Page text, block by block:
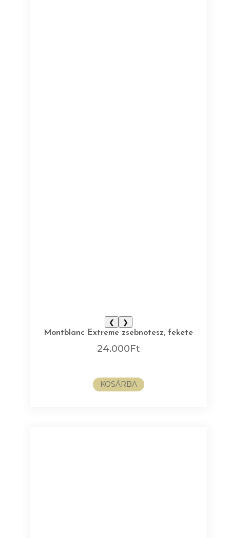
❮
❯
Montblanc Extreme zsebnotesz, fekete
24.000Ft
KOSÁRBA